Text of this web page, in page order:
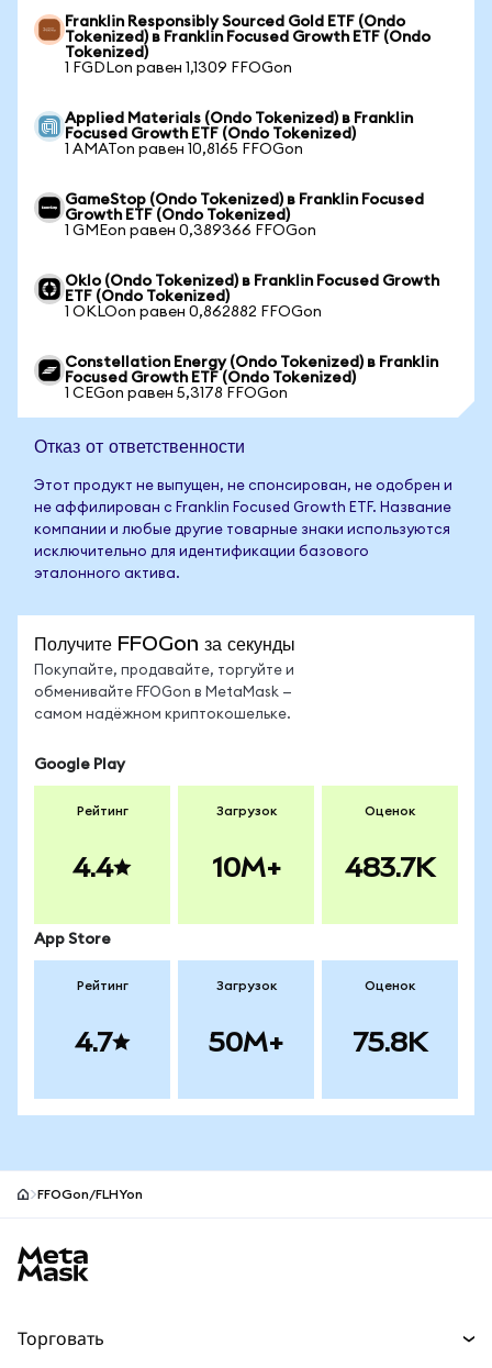
Franklin Responsibly Sourced Gold ETF (Ondo
Tokenized) в Franklin Focused Growth ETF (Ondo
Tokenized)
1 FGDLon равен 1,1309 FFOGon
Applied Materials (Ondo Tokenized) в Franklin
Focused Growth ETF (Ondo Tokenized)
1 AMATon равен 10,8165 FFOGon
GameStop (Ondo Tokenized) в Franklin Focused
Growth ETF (Ondo Tokenized)
1 GMEon равен 0,389366 FFOGon
Oklo (Ondo Tokenized) в Franklin Focused Growth
ETF (Ondo Tokenized)
1 OKLOon равен 0,862882 FFOGon
Constellation Energy (Ondo Tokenized) в Franklin
Focused Growth ETF (Ondo Tokenized)
1 CEGon равен 5,3178 FFOGon
Отказ от ответственности
Этот продукт не выпущен, не спонсирован, не одобрен и
не аффилирован с Franklin Focused Growth ETF. Название
компании и любые другие товарные знаки используются
исключительно для идентификации базового
эталонного актива.
Получите FFOGon за секунды
Покупайте, продавайте, торгуйте и
обменивайте FFOGon в MetaMask —
самом надёжном криптокошельке.
Google Play
Рейтинг
4.4
Загрузок
10M+
Оценок
483.7K
App Store
Рейтинг
4.7
Загрузок
50M+
Оценок
75.8K
FFOGon/FLHYon
Торговать